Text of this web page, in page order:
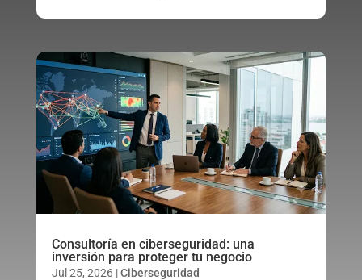
Consultoría en ciberseguridad: una
inversión para proteger tu negocio
Jul 25, 2026|Ciberseguridad